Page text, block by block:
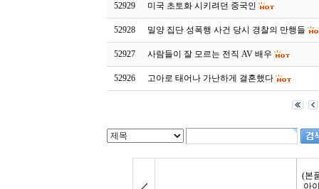
52929 미국 초토화 시키려던 중국인
52928 밀양 집단 성폭행 사건 당시 경찰의 만행들
52927 사람들이 잘 모르는 전직 AV 배우
52926 고아로 태어나 가난하게 결혼했다